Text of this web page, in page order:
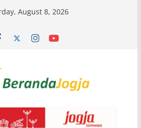
August 8, 2026